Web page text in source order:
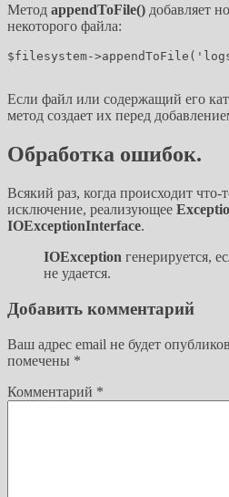
Метод appendToFile() добавляет
некоторого файла:
$filesystem-
Если файл или содержащий его
метод создает их перед
Обработка ошибок.
Всякий раз, когда происходит что-
исключение, реализующее
IOExceptionInterface.
IOException генерируется,
не удается.
Добавить комментарий
Ваш адрес email не будет
помечены *
Комментарий *